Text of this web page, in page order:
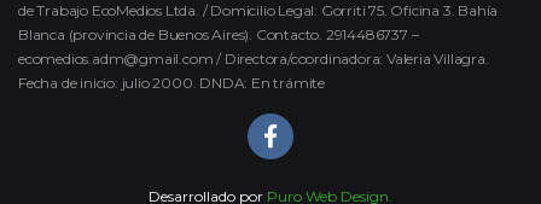
de Trabajo EcoMedios Ltda. / Domicilio Legal: Gorriti 75. Oficina 3. Bahía
Blanca (provincia de Buenos Aires). Contacto. 2914486737 –
ecomedios.adm@gmail.com / Directora/coordinadora: Valeria Villagra.
Fecha de inicio: julio 2000. DNDA: En trámite
Desarrollado por Puro Web Design.